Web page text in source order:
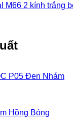
M66 2 kính trắng
P05 Đen Nhám
Hồng Bóng